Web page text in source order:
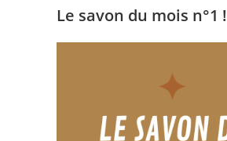
publication :
Le savon du mois n°1 !